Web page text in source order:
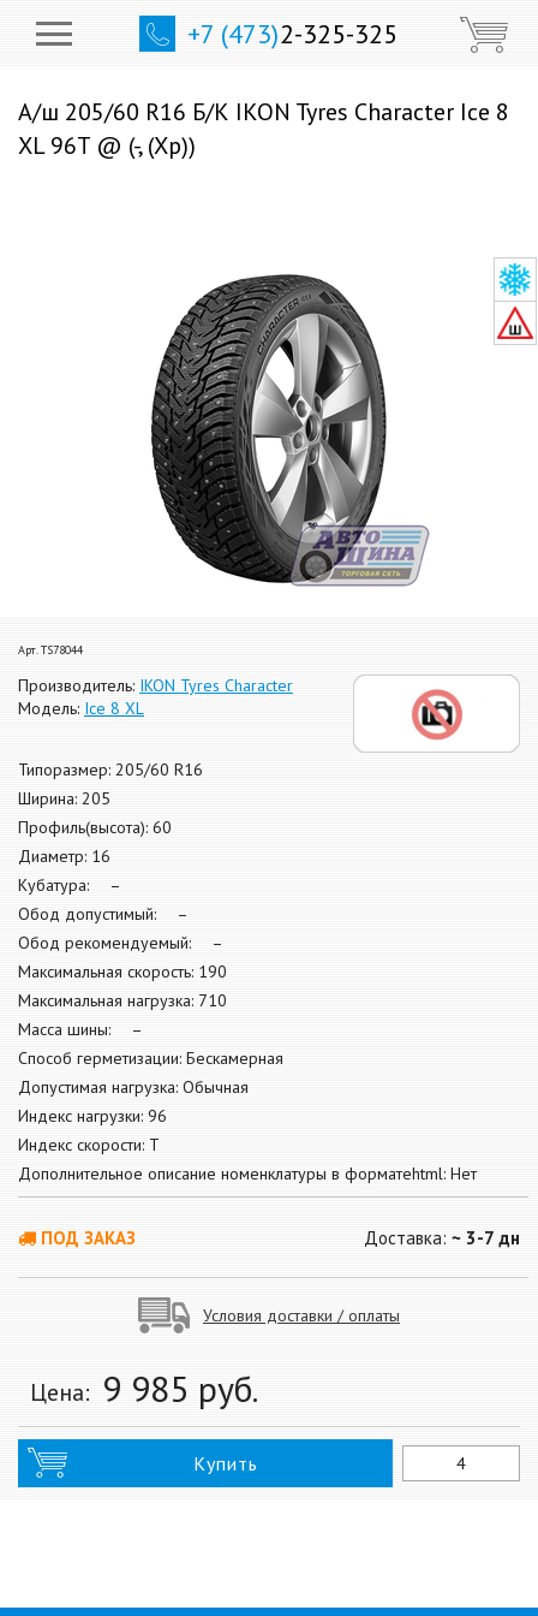
+7 (473)2-325-325
А/ш 205/60 R16 Б/К IKON Tyres Character Ice 8
XL 96T @ (-, (Хр))
Арт. TS78044
Производитель: IKON Tyres Character
Модель: Ice 8 XL
Типоразмер: 205/60 R16
Ширина: 205
Профиль(высота): 60
Диаметр: 16
Кубатура: –
Обод допустимый: –
Обод рекомендуемый: –
Максимальная скорость: 190
Максимальная нагрузка: 710
Масса шины: –
Способ герметизации: Бескамерная
Допустимая нагрузка: Обычная
Индекс нагрузки: 96
Индекс скорости: T
Дополнительное описание номенклатуры в форматеhtml: Нет
ПОД ЗАКАЗ Доставка: ~ 3-7 дн
Условия доставки / оплаты
Цена: 9 985 руб.
Купить